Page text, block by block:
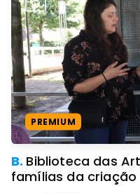
PREMIUM
B. Biblioteca das
famílias da